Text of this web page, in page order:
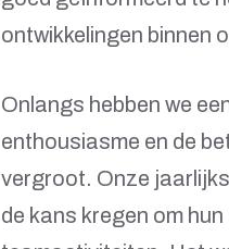
ontwikkelingen binnen
Onlangs hebben we
enthousiasme en de
vergroot. Onze
de kans kregen om